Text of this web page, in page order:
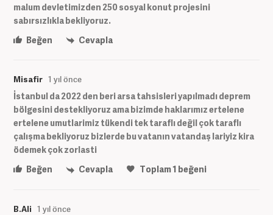
malum devletimizden 250 sosyal konut projesini
sabırsızlıkla bekliyoruz.
Beğen
Cevapla
Misafir 1 yıl önce
İstanbul da 2022 den beri arsa tahsisleri yapılmadı deprem
bölgesini destekliyoruz ama bizimde haklarımız ertelene
ertelene umutlarimiz tükendi tek taraflı değil çok taraflı
çalışma bekliyoruz bizlerde bu vatanın vatandaş lariyiz kira
ödemek çok zorlasti
Beğen
Cevapla Toplam1 beğeni
B.Ali 1 yıl önce